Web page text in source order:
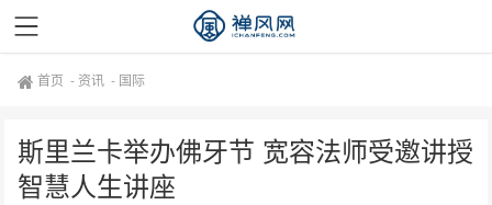
首页 - 资讯 - 国际
斯里兰卡举办佛牙节 宽容法师受邀讲授
智慧人生讲座